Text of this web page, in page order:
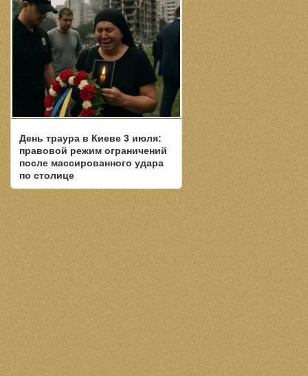
День траура в Киеве 3 июля:
правовой режим ограничений
после массированного удара
по столице